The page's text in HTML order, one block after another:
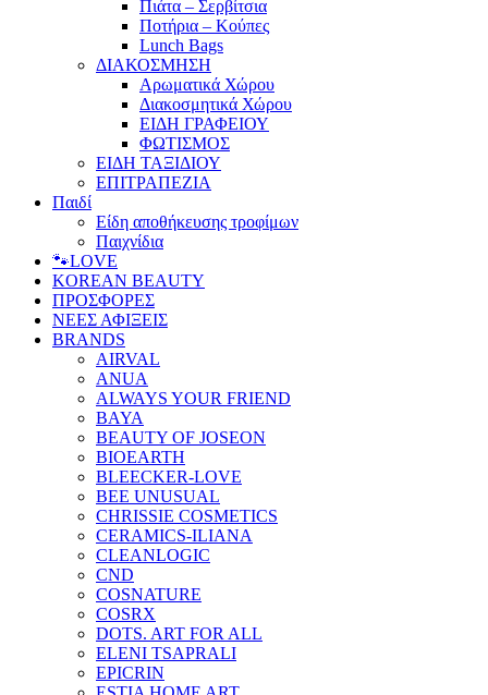
Πιάτα – Σερβίτσια
Ποτήρια – Κούπες
Lunch Bags
ΔΙΑΚΟΣΜΗΣΗ
Αρωματικά Χώρου
Διακοσμητικά Χώρου
ΕΙΔΗ ΓΡΑΦΕΙΟΥ
ΦΩΤΙΣΜΟΣ
ΕΙΔΗ ΤΑΞΙΔΙΟΥ
ΕΠΙΤΡΑΠΕΖΙΑ
Παιδί
Είδη αποθήκευσης τροφίμων
Παιχνίδια
🐾LOVE
KOREAN BEAUTY
ΠΡΟΣΦΟΡΕΣ
ΝΕΕΣ ΑΦΙΞΕΙΣ
BRANDS
AIRVAL
ANUA
ALWAYS YOUR FRIEND
BAYA
BEAUTY OF JOSEON
BIOEARTH
BLEECKER-LOVE
BEE UNUSUAL
CHRISSIE COSMETICS
CERAMICS-ILIANA
CLEANLOGIC
CND
COSNATURE
COSRX
DOTS. ART FOR ALL
ELENI TSAPRALI
EPICRIN